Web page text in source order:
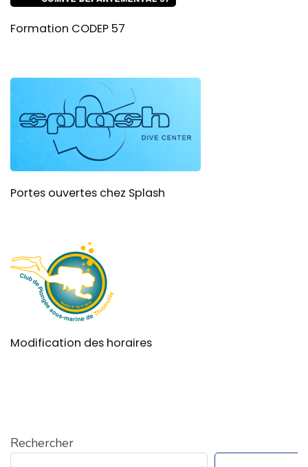
Formation CODEP 57
Portes ouvertes chez Splash
Modification des horaires
Rechercher